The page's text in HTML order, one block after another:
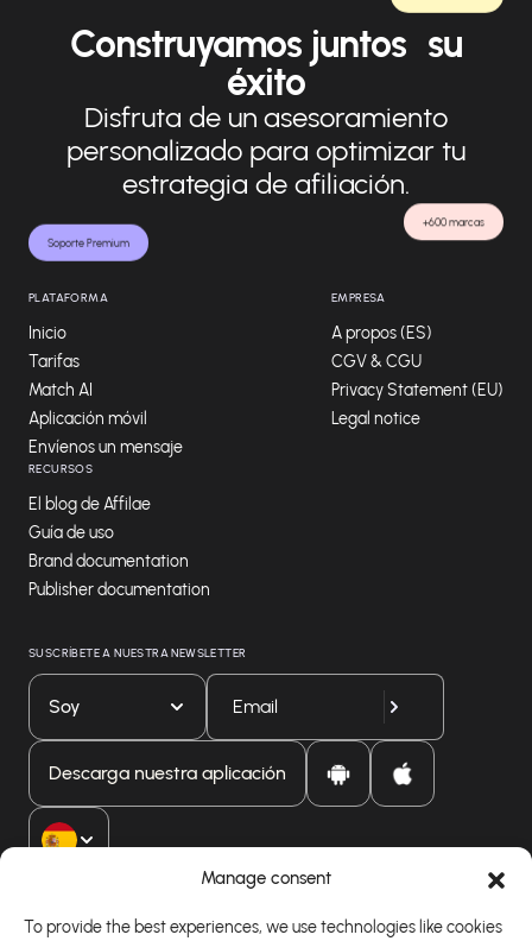
Manage consent
To provide the best experiences, we use technologies like cookies
Soporte Premium
+600 marcas
Construyamos juntos su
éxito
Disfruta de un asesoramiento
personalizado para optimizar tu
estrategia de afiliación.
PLATAFORMA
Inicio
Tarifas
Match AI
Aplicación móvil
Envíenos un mensaje
EMPRESA
A propos (ES)
CGV & CGU
Privacy Statement (EU)
Legal notice
RECURSOS
El blog de Affilae
Guía de uso
Brand documentation
Publisher documentation
SUSCRÍBETE A NUESTRA NEWSLETTER
Soy
Descarga nuestra aplicación